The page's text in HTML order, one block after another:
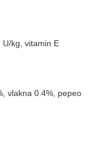
U/kg, vitamin E
vlakna 0.4%, pepeo